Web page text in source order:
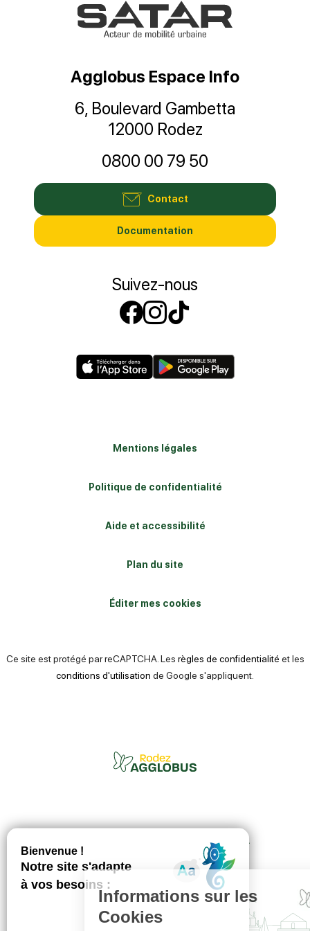
Agglobus Espace Info
6, Boulevard Gambetta
12000 Rodez
0800 00 79 50
Contact
Documentation
Suivez-nous
Suivez-nous sur
Suivez-nous
Mentions légales
Politique de confidentialité
Aide et accessibilité
Plan du site
Éditer mes cookies
Ce site est protégé par reCAPTCHA. Les règles de confidentialité et les
conditions d'utilisation de Google s'appliquent.